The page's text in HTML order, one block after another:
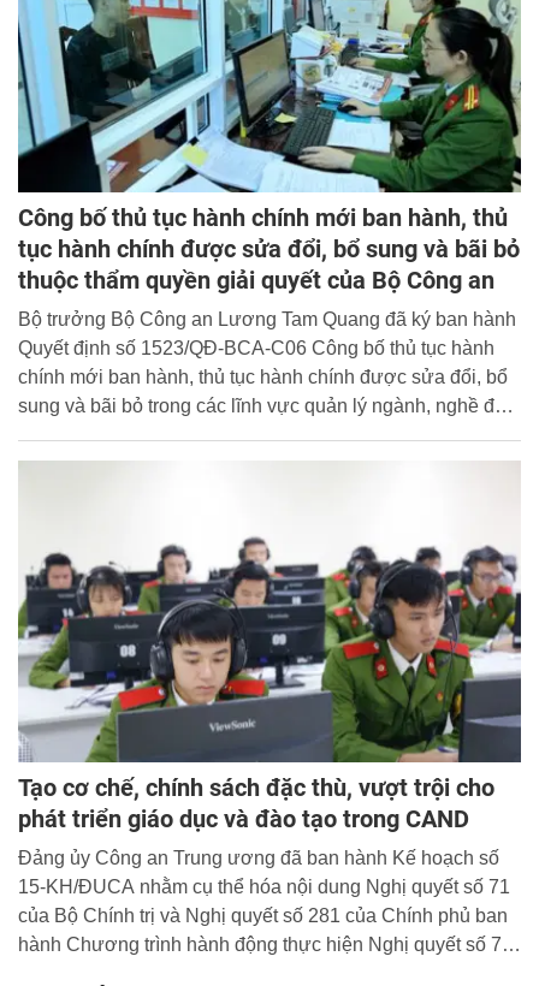
Công bố thủ tục hành chính mới ban hành, thủ
tục hành chính được sửa đổi, bổ sung và bãi bỏ
thuộc thẩm quyền giải quyết của Bộ Công an
Bộ trưởng Bộ Công an Lương Tam Quang đã ký ban hành
Quyết định số 1523/QĐ-BCA-C06 Công bố thủ tục hành
chính mới ban hành, thủ tục hành chính được sửa đổi, bổ
sung và bãi bỏ trong các lĩnh vực quản lý ngành, nghề đầu
dấu; quản lý, sử dụng pháo; quản lý cư trú; quản lý căn
Tạo cơ chế, chính sách đặc thù, vượt trội cho
phát triển giáo dục và đào tạo trong CAND
Đảng ủy Công an Trung ương đã ban hành Kế hoạch số
15-KH/ĐUCA nhằm cụ thể hóa nội dung Nghị quyết số 71
của Bộ Chính trị và Nghị quyết số 281 của Chính phủ ban
hành Chương trình hành động thực hiện Nghị quyết số 71